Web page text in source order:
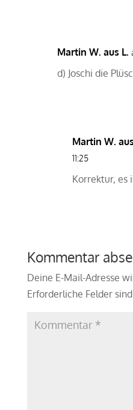
Martin W. aus L.
d) Joschi die
Martin W.
11:25
Korrektur, es
Kommentar
Deine E-Mail-Adresse
Erforderliche Felder